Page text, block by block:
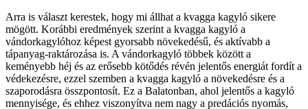
Arra is választ kerestek, hogy mi állhat a kvagga kagyló sikere
mögött. Korábbi eredmények szerint a kvagga kagyló a
vándorkagylóhoz képest gyorsabb növekedésű, és aktívabb a
tápanyag-raktározása is. A vándorkagyló többek között a
keményebb héj és az erősebb kötődés révén jelentős energiát fordít a
védekezésre, ezzel szemben a kvagga kagyló a növekedésre és a
szaporodásra összpontosít. Ez a Balatonban, ahol jelentős a kagyló
mennyisége, és ehhez viszonyítva nem nagy a predációs nyomás,